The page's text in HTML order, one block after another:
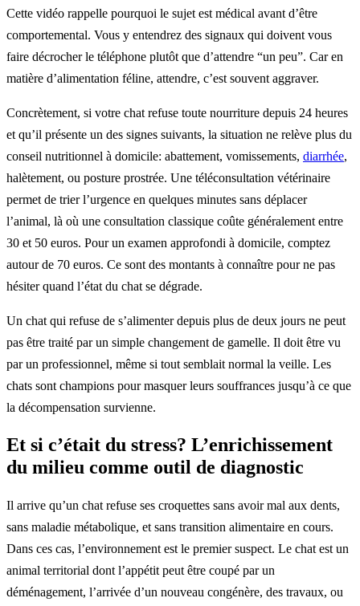
Cette vidéo rappelle pourquoi le sujet est médical avant d’être
comportemental. Vous y entendrez des signaux qui doivent vous
faire décrocher le téléphone plutôt que d’attendre “un peu”. Car en
matière d’alimentation féline, attendre, c’est souvent aggraver.
Concrètement, si votre chat refuse toute nourriture depuis 24 heures
et qu’il présente un des signes suivants, la situation ne relève plus du
conseil nutritionnel à domicile: abattement, vomissements, diarrhée,
halètement, ou posture prostrée. Une téléconsultation vétérinaire
permet de trier l’urgence en quelques minutes sans déplacer
l’animal, là où une consultation classique coûte généralement entre
30 et 50 euros. Pour un examen approfondi à domicile, comptez
autour de 70 euros. Ce sont des montants à connaître pour ne pas
hésiter quand l’état du chat se dégrade.
Un chat qui refuse de s’alimenter depuis plus de deux jours ne peut
pas être traité par un simple changement de gamelle. Il doit être vu
par un professionnel, même si tout semblait normal la veille. Les
chats sont champions pour masquer leurs souffrances jusqu’à ce que
la décompensation survienne.
Et si c’était du stress? L’enrichissement
du milieu comme outil de diagnostic
Il arrive qu’un chat refuse ses croquettes sans avoir mal aux dents,
sans maladie métabolique, et sans transition alimentaire en cours.
Dans ces cas, l’environnement est le premier suspect. Le chat est un
animal territorial dont l’appétit peut être coupé par un
déménagement, l’arrivée d’un nouveau congénère, des travaux, ou